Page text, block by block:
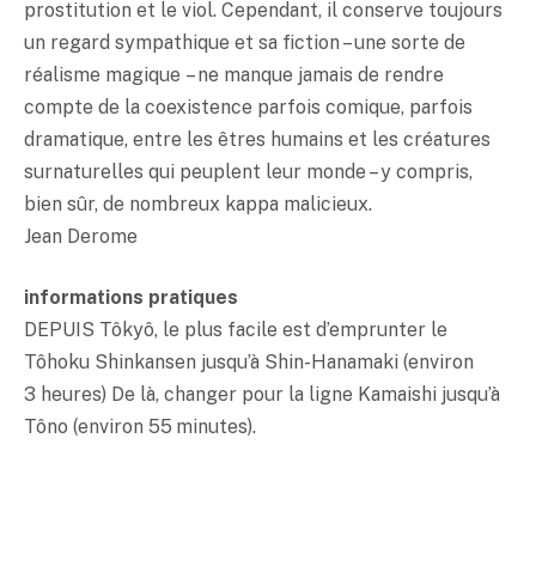
prostitution et le viol. Cependant, il conserve toujours
un regard sympathique et sa fiction – une sorte de
réalisme magique – ne manque jamais de rendre
compte de la coexistence parfois comique, parfois
dramatique, entre les êtres humains et les créatures
surnaturelles qui peuplent leur monde – y compris,
bien sûr, de nombreux kappa malicieux.
Jean Derome
informations pratiques
DEPUIS Tôkyô, le plus facile est d’emprunter le
Tôhoku Shinkansen jusqu’à Shin-Hanamaki (environ
3 heures) De là, changer pour la ligne Kamaishi jusqu’à
Tôno (environ 55 minutes).